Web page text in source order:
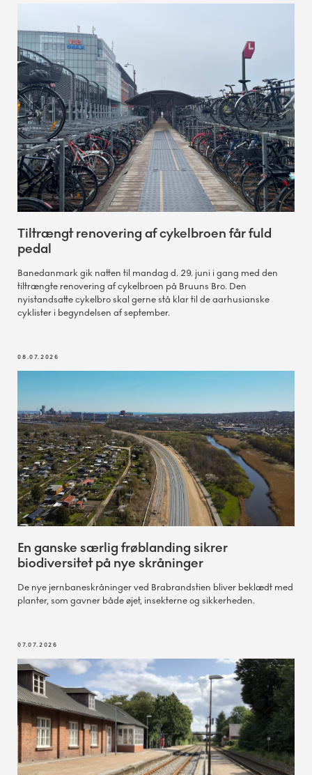
Tiltrængt renovering af cykelbroen får fuld
pedal
Banedanmark gik natten til mandag d. 29. juni i gang med den
tiltrængte renovering af cykelbroen på Bruuns Bro. Den
nyistandsatte cykelbro skal gerne stå klar til de aarhusianske
cyklister i begyndelsen af september.
08.07.2026
En ganske særlig frøblanding sikrer
biodiversitet på nye skråninger
De nye jernbaneskråninger ved Brabrandstien bliver beklædt med
planter, som gavner både øjet, insekterne og sikkerheden.
07.07.2026